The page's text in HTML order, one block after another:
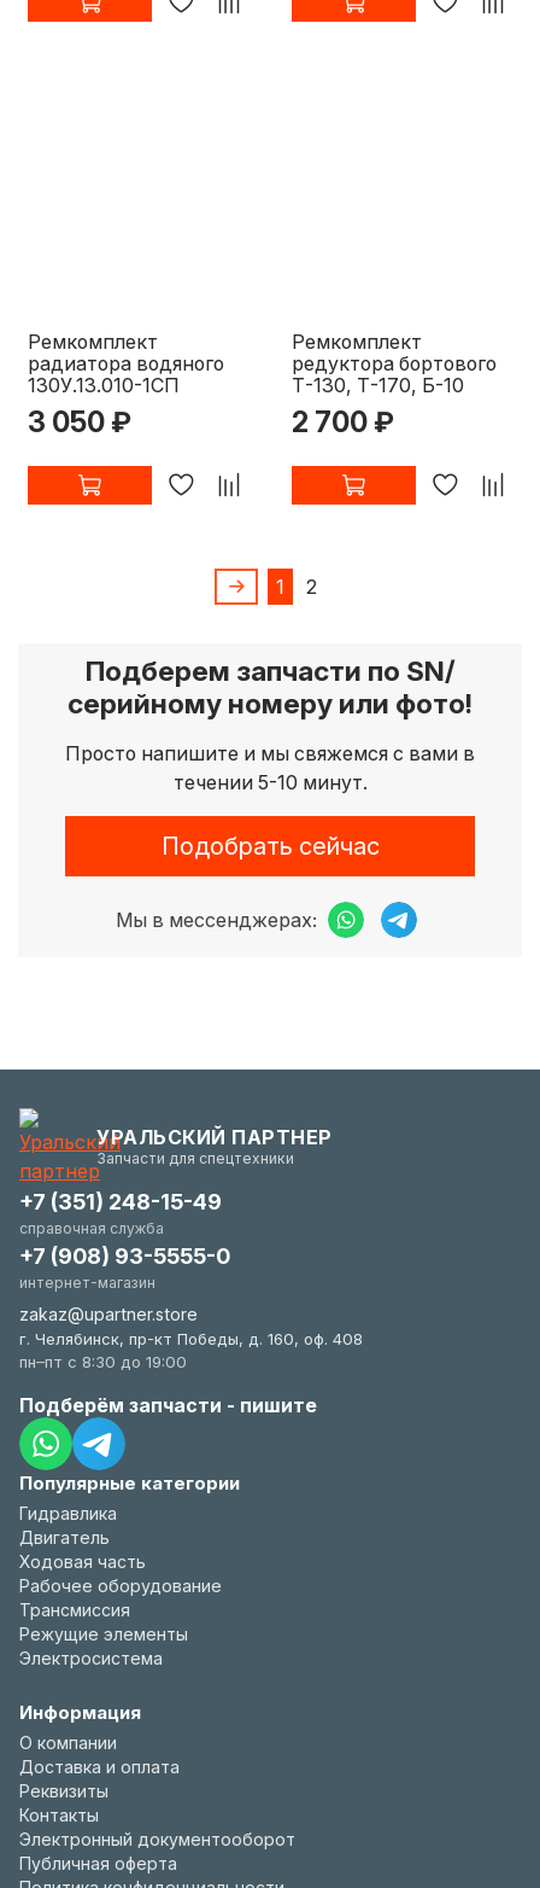
Ремкомплект
радиатора водяного
130У.13.010-1СП
3 050 ₽
Ремкомплект
редуктора бортового
Т-130, Т-170, Б-10
2 700 ₽
1 2
Подберем запчасти по SN/
серийному номеру или фото!
Просто напишите и мы свяжемся с вами в
течении 5-10 минут.
Подобрать сейчас
Мы в мессенджерах:
УРАЛЬСКИЙ ПАРТНЕР
Запчасти для спецтехники
Популярные категории
Гидравлика
Двигатель
Ходовая часть
Рабочее оборудование
Трансмиссия
Режущие элементы
Электросистема
Информация
О компании
Доставка и оплата
Реквизиты
Контакты
Электронный документооборот
Публичная оферта
+7 (351) 248-15-49
справочная служба
+7 (908) 93-5555-0
интернет-магазин
zakaz@upartner.store
г. Челябинск, пр-кт Победы, д. 160, оф. 408
пн–пт с 8:30 до 19:00
Подберём запчасти - пишите